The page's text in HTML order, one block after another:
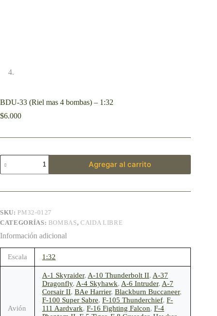
BDU-33 (Riel mas 4 bombas) – 1:32
$6.000
Agregar al carrito
SKU: PM32-0127
CATEGORÍAS: BOMBAS,CAIDA LIBRE
Información adicional
Escala 1:32
Avión
A-1 Skyraider, A-10 Thunderbolt II, A-37
Dragonfly, A-4 Skyhawk, A-6 Intruder, A-7
Corsair II, BAe Harrier, Blackburn Buccaneer,
F-100 Super Sabre, F-105 Thunderchief, F-
111 Aardvark, F-16 Fighting Falcon, F-4